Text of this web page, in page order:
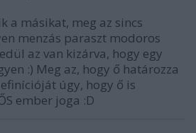
a másikat, meg az sincs
menzás paraszt modoros
az van kizárva, hogy egy
:) Meg az, hogy ő határozza
úgy, hogy ő is
ember joga :D